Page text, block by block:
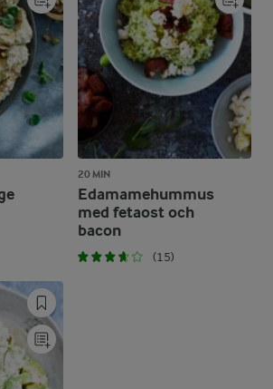
20 MIN
Edamamehummus
med fetaost och
bacon
(15)